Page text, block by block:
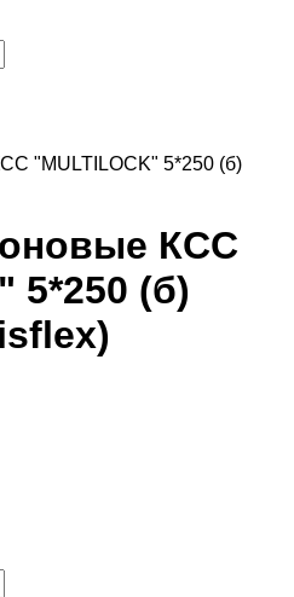
"MULTILOCK" 5*250 (б)
КСС
5*250 (б)